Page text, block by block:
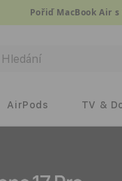
Pořiď MacBook Air
AirPods TV &